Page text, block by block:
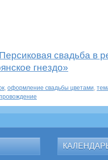
Персиковая свадьба в
гнездо»
, оформление свадьбы цветами,